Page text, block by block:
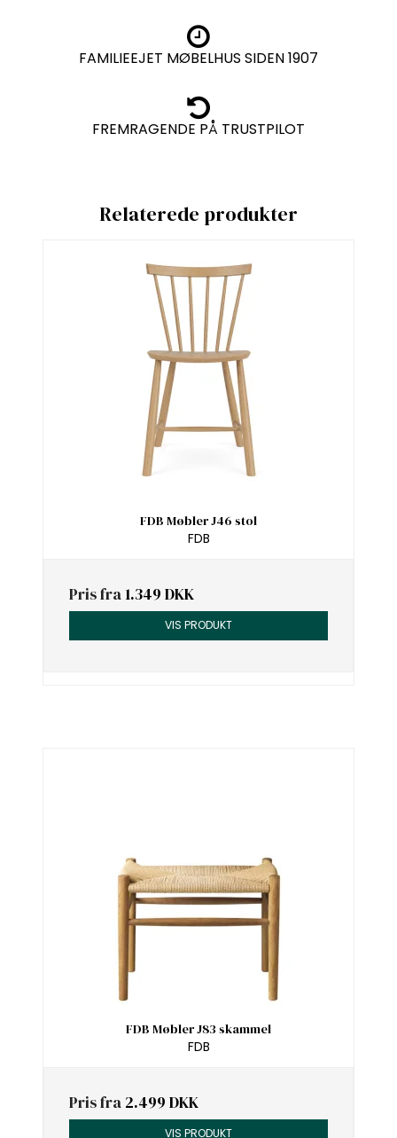
FAMILIEEJET MØBELHUS SIDEN 1907
FREMRAGENDE PÅ TRUSTPILOT
Relaterede produkter
FDB Møbler J46 stol
FDB
Pris fra 1.349 DKK
VIS PRODUKT
FDB Møbler J83 skammel
FDB
Pris fra 2.499 DKK
VIS PRODUKT